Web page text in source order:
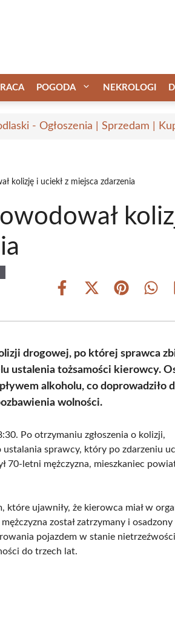
POGODA NEKROLOGI
- Ogłoszenia | Sprzedam |
kolizję i uciekł z miejsca zdarzenia
Share
Share
(Twitter)
Share Share
drogowej, po której sprawca
ustalenia tożsamości kierowcy.
alkoholu, co doprowadziło
wolności.
Po otrzymaniu zgłoszenia o kolizji,
sprawcy, który po zdarzeniu
70-letni mężczyzna, mieszkaniec
które ujawniły, że kierowca miał w
został zatrzymany i
pojazdem w stanie
do trzech lat.